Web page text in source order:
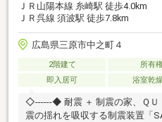
ＪＲ山陽本線 糸崎駅 徒歩4.0km
ＪＲ呉線 須波駅 徒歩7.8km
広島県三原市中之町４
2階建て 所有
即入居可
浴室乾
◇------◆ 耐震 ＋ 制震の家、Ｑ
震の揺れを吸収する制震装置「